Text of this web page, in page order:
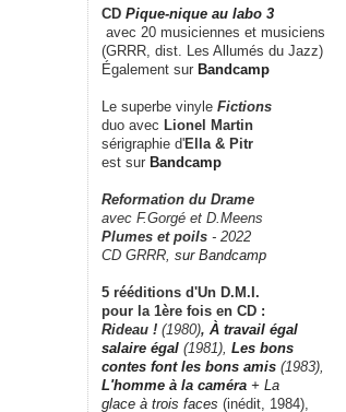
CD Pique-nique au labo 3
avec 20 musiciennes et musiciens
(GRRR, dist. Les Allumés du Jazz)
Également sur Bandcamp
Le superbe vinyle Fictions
duo avec Lionel Martin
sérigraphie d'Ella & Pitr
est sur Bandcamp
Reformation du Drame
avec F.Gorgé et D.Meens
Plumes et poils - 2022
CD GRRR, sur Bandcamp
5 rééditions d'Un D.M.I.
pour la 1ère fois en CD :
Rideau ! (1980), À travail égal
salaire égal (1981), Les bons
contes font les bons amis (1983),
L'homme à la caméra + La
glace à trois faces (inédit, 1984),